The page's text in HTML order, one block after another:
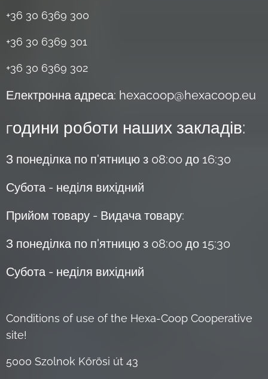
+36 30 6369 300
+36 30 6369 301
+36 30 6369 302
Електронна адреса: hexacoop@hexacoop.eu
Години роботи наших закладів:
З понеділка по п'ятницю з 08:00 до 16:30
Субота - неділя вихідний
Прийом товару - Видача товару:
З понеділка по п'ятницю з 08:00 до 15:30
Субота - неділя вихідний
Conditions of use of the Hexa-Coop Cooperative
site!
5000 Szolnok Kőrösi út 43